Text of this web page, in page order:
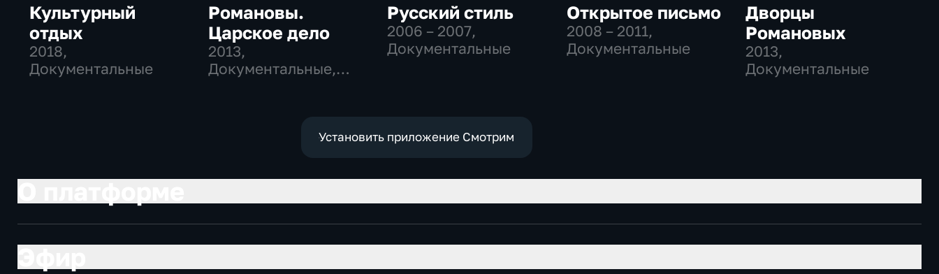
Культурный
отдых
2018,
Документальные
Романовы.
Царское дело
2013,
Документальные,
Русский стиль
2006 – 2007,
Документальные
Открытое письмо
2008 – 2011,
Документальные
Дворцы
Романовых
2013,
Документальные
Установить приложение Смотрим